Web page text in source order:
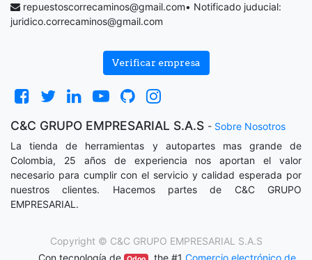
repuestoscorrecaminos@gmail.com• Notificado juducial:
juridico.correcaminos@gmail.com
Verificar empresa
C&C GRUPO EMPRESARIAL S.A.S - Sobre Nosotros
La tienda de herramientas y autopartes mas grande de
Colombia, 25 años de experiencia nos aportan el valor
necesario para cumplir con el servicio y calidad esperada por
nuestros clientes. Hacemos partes de C&C GRUPO
EMPRESARIAL.
Copyright © C&C GRUPO EMPRESARIAL S.A.S
Con tecnología de
, the #1 Comercio electrónico de